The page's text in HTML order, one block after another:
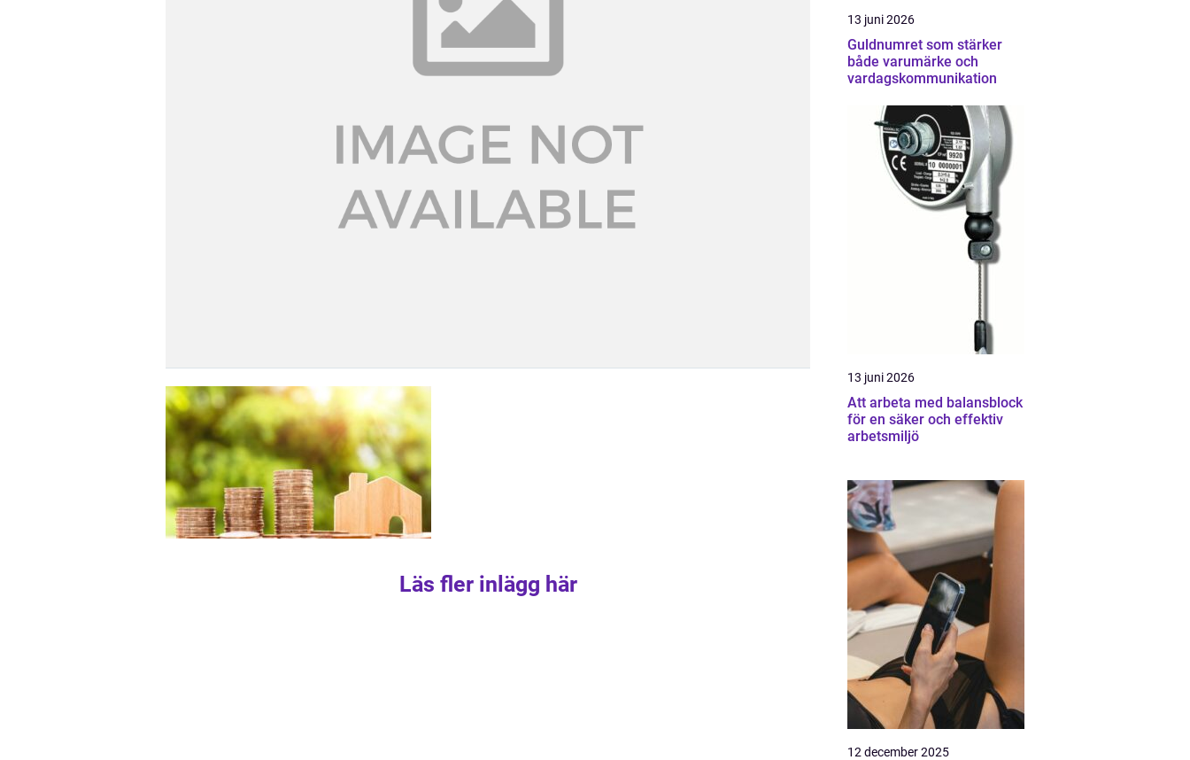
Läs fler inlägg här
13 juni 2026
Guldnumret som stärker
både varumärke och
vardagskommunikation
13 juni 2026
Att arbeta med balansblock
för en säker och effektiv
arbetsmiljö
12 december 2025